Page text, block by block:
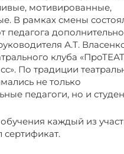
мотивированные,
В рамках смены
педагога
А.Т.
клуба
По традиции
не только
педагоги, но и
каждый из